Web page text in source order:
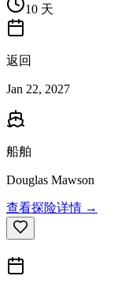
10 天
返回
Jan 22, 2027
船舶
Douglas Mawson
查看探险详情 →